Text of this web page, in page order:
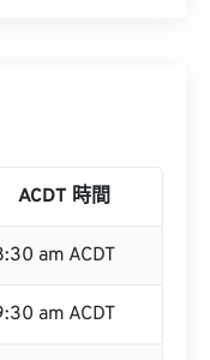
ACDT 時間
am ACDT
am ACDT